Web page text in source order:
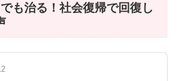
も治る！社会復帰で回復し